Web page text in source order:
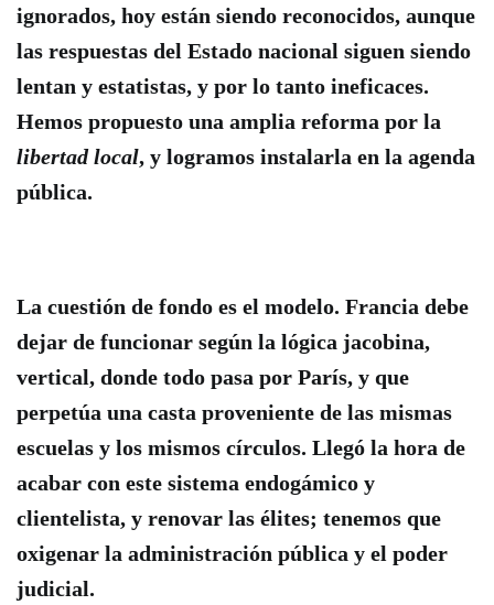
ignorados, hoy están siendo reconocidos, aunque
las respuestas del Estado nacional siguen siendo
lentan y estatistas, y por lo tanto ineficaces.
Hemos propuesto una amplia reforma por la
libertad local, y logramos instalarla en la agenda
pública.
La cuestión de fondo es el modelo. Francia debe
dejar de funcionar según la lógica jacobina,
vertical, donde todo pasa por París, y que
perpetúa una casta proveniente de las mismas
escuelas y los mismos círculos. Llegó la hora de
acabar con este sistema endogámico y
clientelista, y renovar las élites; tenemos que
oxigenar la administración pública y el poder
judicial.